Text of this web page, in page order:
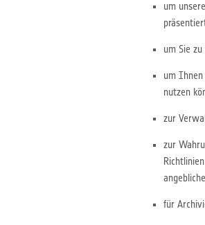
um
um Sie
um Ihnen
nutzen
zur
zur
für